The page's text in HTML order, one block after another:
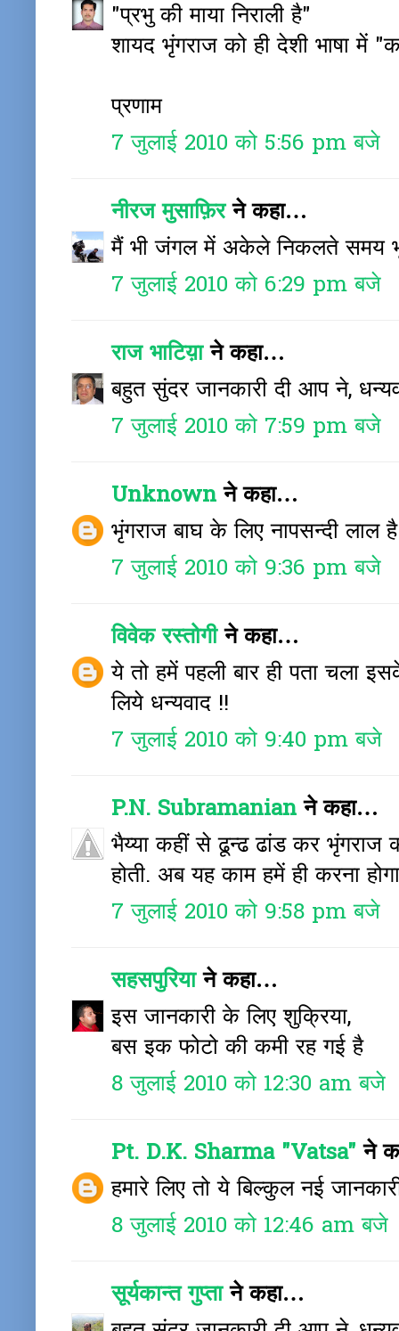
"प्रभु की माया निराली है"
शायद भृंगराज को ही देशी भाषा में
प्रणाम
7 जुलाई 2010 को 5:56 pm बजे
नीरज मुसाफ़िरने कहा…
मैं भी जंगल में अकेले निकलते समय
7 जुलाई 2010 को 6:29 pm बजे
राज भाटिय़ाने कहा…
बहुत सुंदर जानकारी दी आप ने,
7 जुलाई 2010 को 7:59 pm बजे
Unknownने कहा…
भृंगराज बाघ के लिए नापसन्दी लाल है
7 जुलाई 2010 को 9:36 pm बजे
विवेक रस्तोगीने कहा…
ये तो हमें पहली बार ही पता चला
लिये धन्यवाद !!
7 जुलाई 2010 को 9:40 pm बजे
P.N. Subramanianने कहा…
भैय्या कहीं से ढून्ढ ढांड कर
होती. अब यह काम हमें ही करना
7 जुलाई 2010 को 9:58 pm बजे
सहसपुरियाने कहा…
इस जानकारी के लिए शुक्रिया,
बस इक फोटो की कमी रह गई है
8 जुलाई 2010 को 12:30 am बजे
Pt. D.K. Sharma "Vatsa" ने
हमारे लिए तो ये बिल्कुल नई
8 जुलाई 2010 को 12:46 am बजे
सूर्यकान्त गुप्ताने कहा…